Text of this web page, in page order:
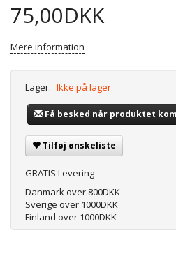
75,00DKK
Mere information
Lager: Ikke på lager
Få besked når produktet
Tilføj ønskeliste
GRATIS Levering
Danmark over 800DKK
Sverige over 1000DKK
Finland over 1000DKK